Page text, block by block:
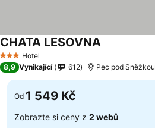
3 Počet hvězdiček
Hotel
CHATA LESOVNA
8,9 Vynikající 612 Pec pod Sněžkou
Od 1 549 Kč
Zobrazte si ceny z 2 webů